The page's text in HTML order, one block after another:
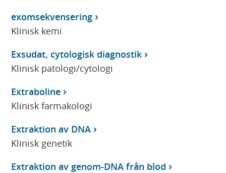
exomsekvensering
Klinisk kemi
Exsudat, cytologisk diagnostik
Klinisk patologi/cytologi
Extraboline
Klinisk farmakologi
Extraktion av DNA
Klinisk genetik
Extraktion av genom-DNA från blod